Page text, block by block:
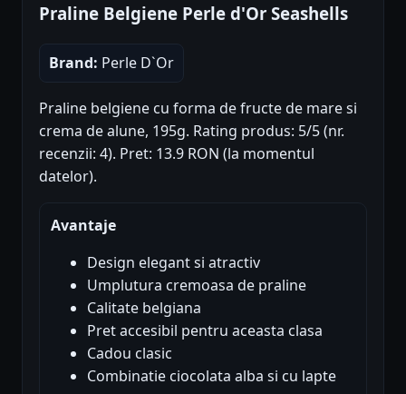
Praline Belgiene Perle d'Or Seashells
Brand: Perle D`Or
Praline belgiene cu forma de fructe de mare si
crema de alune, 195g. Rating produs: 5/5 (nr.
recenzii: 4). Pret: 13.9 RON (la momentul
datelor).
Avantaje
Design elegant si atractiv
Umplutura cremoasa de praline
Calitate belgiana
Pret accesibil pentru aceasta clasa
Cadou clasic
Combinatie ciocolata alba si cu lapte